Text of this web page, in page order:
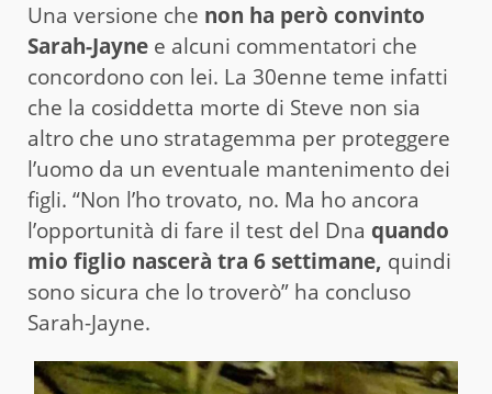
Una versione che non ha però convinto
Sarah-Jayne e alcuni commentatori che
concordono con lei. La 30enne teme infatti
che la cosiddetta morte di Steve non sia
altro che uno stratagemma per proteggere
l’uomo da un eventuale mantenimento dei
figli. “Non l’ho trovato, no. Ma ho ancora
l’opportunità di fare il test del Dna quando
mio figlio nascerà tra 6 settimane, quindi
sono sicura che lo troverò” ha concluso
Sarah-Jayne.